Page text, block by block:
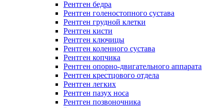
Рентген бедра
Рентген голеностопного сустава
Рентген грудной клетки
Рентген кисти
Рентген ключицы
Рентген коленного сустава
Рентген копчика
Рентген опорно-двигательного аппарата
Рентген крестцового отдела
Рентген легких
Рентген пазух носа
Рентген позвоночника